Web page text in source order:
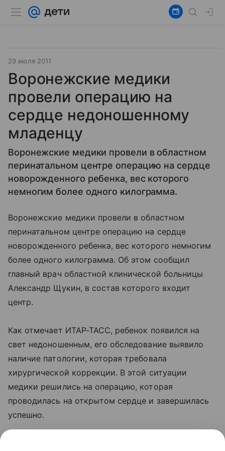
29 июля 2011
Воронежские медики
провели операцию на
сердце недоношенному
младенцу
Воронежские медики провели в областном
перинатальном центре операцию на сердце
новорожденного ребенка, вес которого
немногим более одного килограмма.
Воронежские медики провели в областном
перинатальном центре операцию на сердце
новорожденного ребенка, вес которого немногим
более одного килограмма. Об этом сообщил
главный врач областной клинической больницы
Александр Щукин, в состав которого входит
центр.
Как отмечает ИТАР-ТАСС, ребенок появился на
свет недоношенным, его обследование выявило
наличие патологии, которая требовала
хирургической коррекции. В этой ситуации
медики решились на операцию, которая
проводилась на открытом сердце и завершилась
успешно.